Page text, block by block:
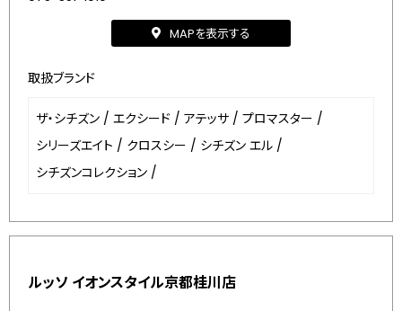
MAPを表示する
取扱ブランド
ザ・シチズン / エクシード / アテッサ / プロマスター /
シリーズエイト / クロスシー / シチズン エル /
シチズンコレクション /
ルッソ イオンスタイル京都桂川店